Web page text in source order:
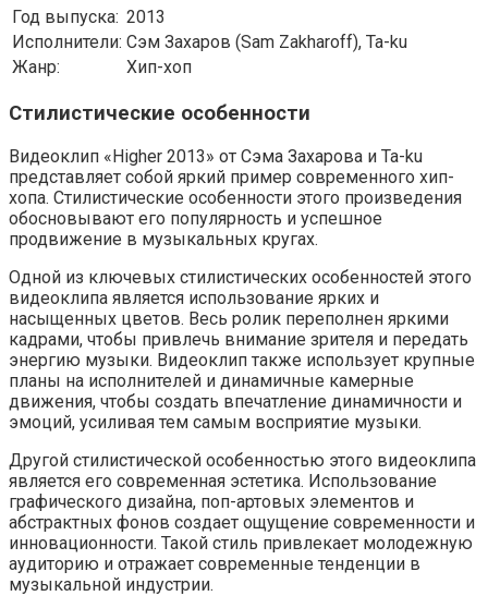
Год выпуска: 2013
Исполнители: Сэм Захаров (Sam Zakharoff), Ta-ku
Жанр:
Хип-хоп
Стилистические особенности
Видеоклип «Higher 2013» от Сэма Захарова и Ta-ku
представляет собой яркий пример современного хип-
хопа. Стилистические особенности этого произведения
обосновывают его популярность и успешное
продвижение в музыкальных кругах.
Одной из ключевых стилистических особенностей этого
видеоклипа является использование ярких и
насыщенных цветов. Весь ролик переполнен яркими
кадрами, чтобы привлечь внимание зрителя и передать
энергию музыки. Видеоклип также использует крупные
планы на исполнителей и динамичные камерные
движения, чтобы создать впечатление динамичности и
эмоций, усиливая тем самым восприятие музыки.
Другой стилистической особенностью этого видеоклипа
является его современная эстетика. Использование
графического дизайна, поп-артовых элементов и
абстрактных фонов создает ощущение современности и
инновационности. Такой стиль привлекает молодежную
аудиторию и отражает современные тенденции в
музыкальной индустрии.